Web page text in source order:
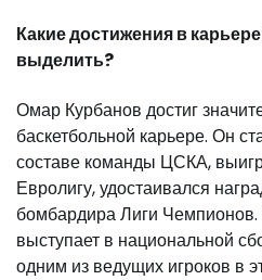
Какие достижения в
выделить?
Омар Курбанов достиг
баскетбольной карьере. Он
составе команды ЦСКА,
Евролигу, удостаивался
бомбардира Лиги Чемпионов.
выступает в национальной
одним из ведущих игроков в